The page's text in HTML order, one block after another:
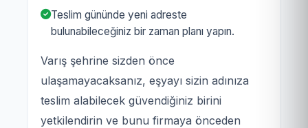
Teslim gününde yeni adreste
bulunabileceğiniz bir zaman planı yapın.
Varış şehrine sizden önce
ulaşamayacaksanız, eşyayı sizin adınıza
teslim alabilecek güvendiğiniz birini
yetkilendirin ve bunu firmaya önceden